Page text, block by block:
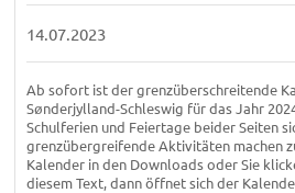
14.07.2023
Ab sofort ist der grenzüberschreitende
Sønderjylland-Schleswig für das Jahr
Schulferien und Feiertage beider Seiten
grenzübergreifende Aktivitäten machen
Kalender in den Downloads oder Sie
diesem Text, dann öffnet sich der